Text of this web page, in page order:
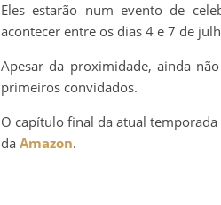
Eles estarão num evento de
acontecer entre os dias 4 e 7 de
Apesar da proximidade, ainda
primeiros convidados.
O capítulo final da atual
da Amazon.